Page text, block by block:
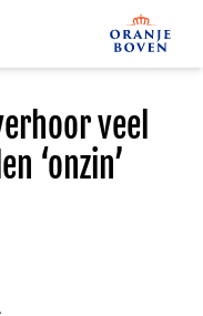
veel
‘onzin’